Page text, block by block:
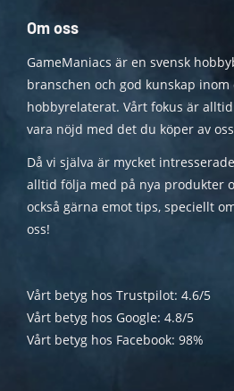
Om oss
GameManiacs är en svensk
branschen och god kunskap inom
hobbyrelaterat. Vårt fokus är
vara nöjd med det du köper av
Då vi själva är mycket
alltid följa med på nya produkter
också gärna emot tips, speciellt
oss!
Vårt betyg hos Trustpilot: 4.6/5
Vårt betyg hos Google: 4.8/5
Vårt betyg hos Facebook: 98%